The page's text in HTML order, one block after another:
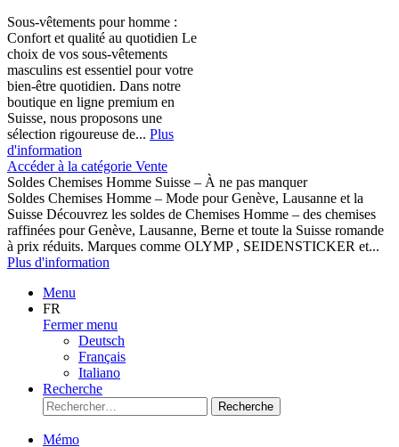
Sous-vêtements pour homme :
Confort et qualité au quotidien Le
choix de vos sous-vêtements
masculins est essentiel pour votre
bien-être quotidien. Dans notre
boutique en ligne premium en
Suisse, nous proposons une
sélection rigoureuse de... Plus
d'information
Accéder à la catégorie Vente
Soldes Chemises Homme Suisse – À ne pas manquer
Soldes Chemises Homme – Mode pour Genève, Lausanne et la
Suisse Découvrez les soldes de Chemises Homme – des chemises
raffinées pour Genève, Lausanne, Berne et toute la Suisse romande
à prix réduits. Marques comme OLYMP , SEIDENSTICKER et...
Plus d'information
Menu
FR
Fermer menu
Deutsch
Français
Italiano
Recherche
Recherche
Mémo